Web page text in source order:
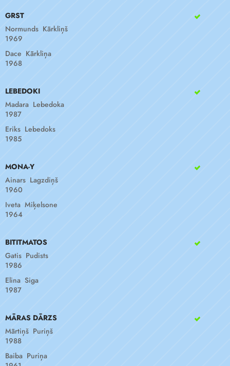
GRST
Normunds Kārkliņš
1969
Dace Kārkliņa
1968
LEBEDOKI
Madara Lebedoka
1987
Eriks Lebedoks
1985
MONA-Y
Ainars Lagzdiņš
1960
Iveta Miķelsone
1964
BITITMATOS
Gatis Pudists
1986
Elina Siga
1987
MĀRAS DĀRZS
Mārtiņš Puriņš
1988
Baiba Puriņa